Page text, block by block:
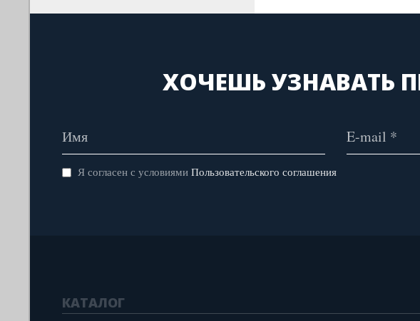
ХОЧЕШЬ УЗНАВАТЬ
Я согласен с условиями Пользовательского соглашения
КАТАЛОГ